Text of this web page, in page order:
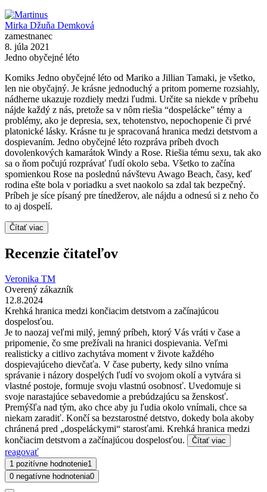
Mirka Džuňa Demková
zamestnanec
8. júla 2021
Jedno obyčejné léto
Komiks Jedno obyčejné léto od Mariko a Jillian Tamaki, je všetko,
len nie obyčajný. Je krásne jednoduchý a pritom pomerne rozsiahly,
nádherne ukazuje rozdiely medzi ľudmi. Určite sa niekde v príbehu
nájde každý z nás, pretože sa v nôm riešia “dospelácke” témy a
problémy, ako je depresia, sex, tehotenstvo, nepochopenie či prvé
platonické lásky. Krásne tu je spracovaná hranica medzi detstvom a
dospievaním. Jedno obyčejné léto rozpráva príbeh dvoch
dovolenkových kamarátok Windy a Rose. Riešia tému sexu, tak ako
sa o ňom počujú rozprávať ľudí okolo seba. Všetko to začína
spomienkou Rose na poslednú návštevu Awago Beach, časy, keď
rodina ešte bola v poriadku a svet naokolo sa zdal tak bezpečný.
Príbeh je síce písaný pre tínedžerov, ale nájdu a odnesú si z neho čo
to aj dospelí.
Čítať viac
Recenzie čitateľov
Veronika TM
Overený zákazník
12.8.2024
Krehká hranica medzi končiacim detstvom a začínajúcou
dospelosťou.
Je to naozaj veľmi milý, jemný príbeh, ktorý Vás vráti v čase a
pripomenie, čo sme prežívali na hranici dospievania. Veľmi
realisticky a citlivo zachytáva moment v živote každého
dospievajúceho dievčaťa. V čase puberty, kedy silno vníma
správanie i názory dospelých ľudí vo svojom okolí a vytvára si
vlastné postoje, formuje svoju vlastnú osobnosť. Uvedomuje si
svoje narastajúce sebavedomie a prebúdzajúcu sa ženskosť.
Premýšľa nad tým, ako chce aby ju ľudia okolo vnímali, chce sa
niekam zaradiť. Končí sa bezstarostné detstvo, dokedy bola akoby
chránená pred „dospeláckymi“ starosťami. Krehká hranica medzi
končiacim detstvom a začínajúcou dospelosťou.
Čítať viac
reagovať
1 pozitívne hodnotenie1
0 negatívne hodnotenia0